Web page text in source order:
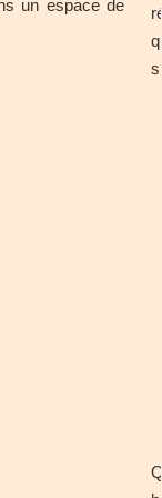
un espace de